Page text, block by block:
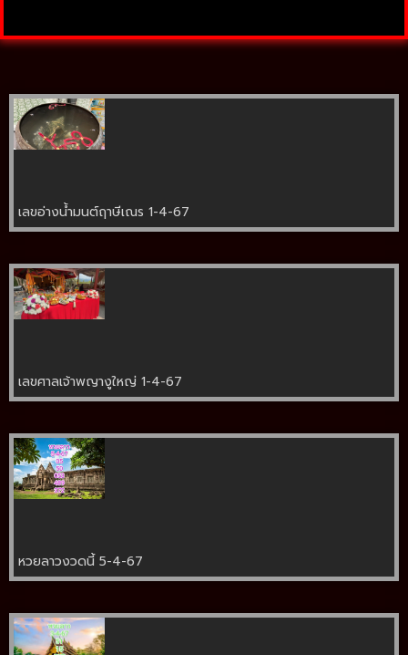
เลขอ่างน้ำมนต์ฤาษีเณร 1-4-67
เลขศาลเจ้าพญางูใหญ่ 1-4-67
หวยลาวงวดนี้ 5-4-67